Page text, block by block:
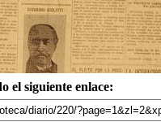
el siguiente enlace: